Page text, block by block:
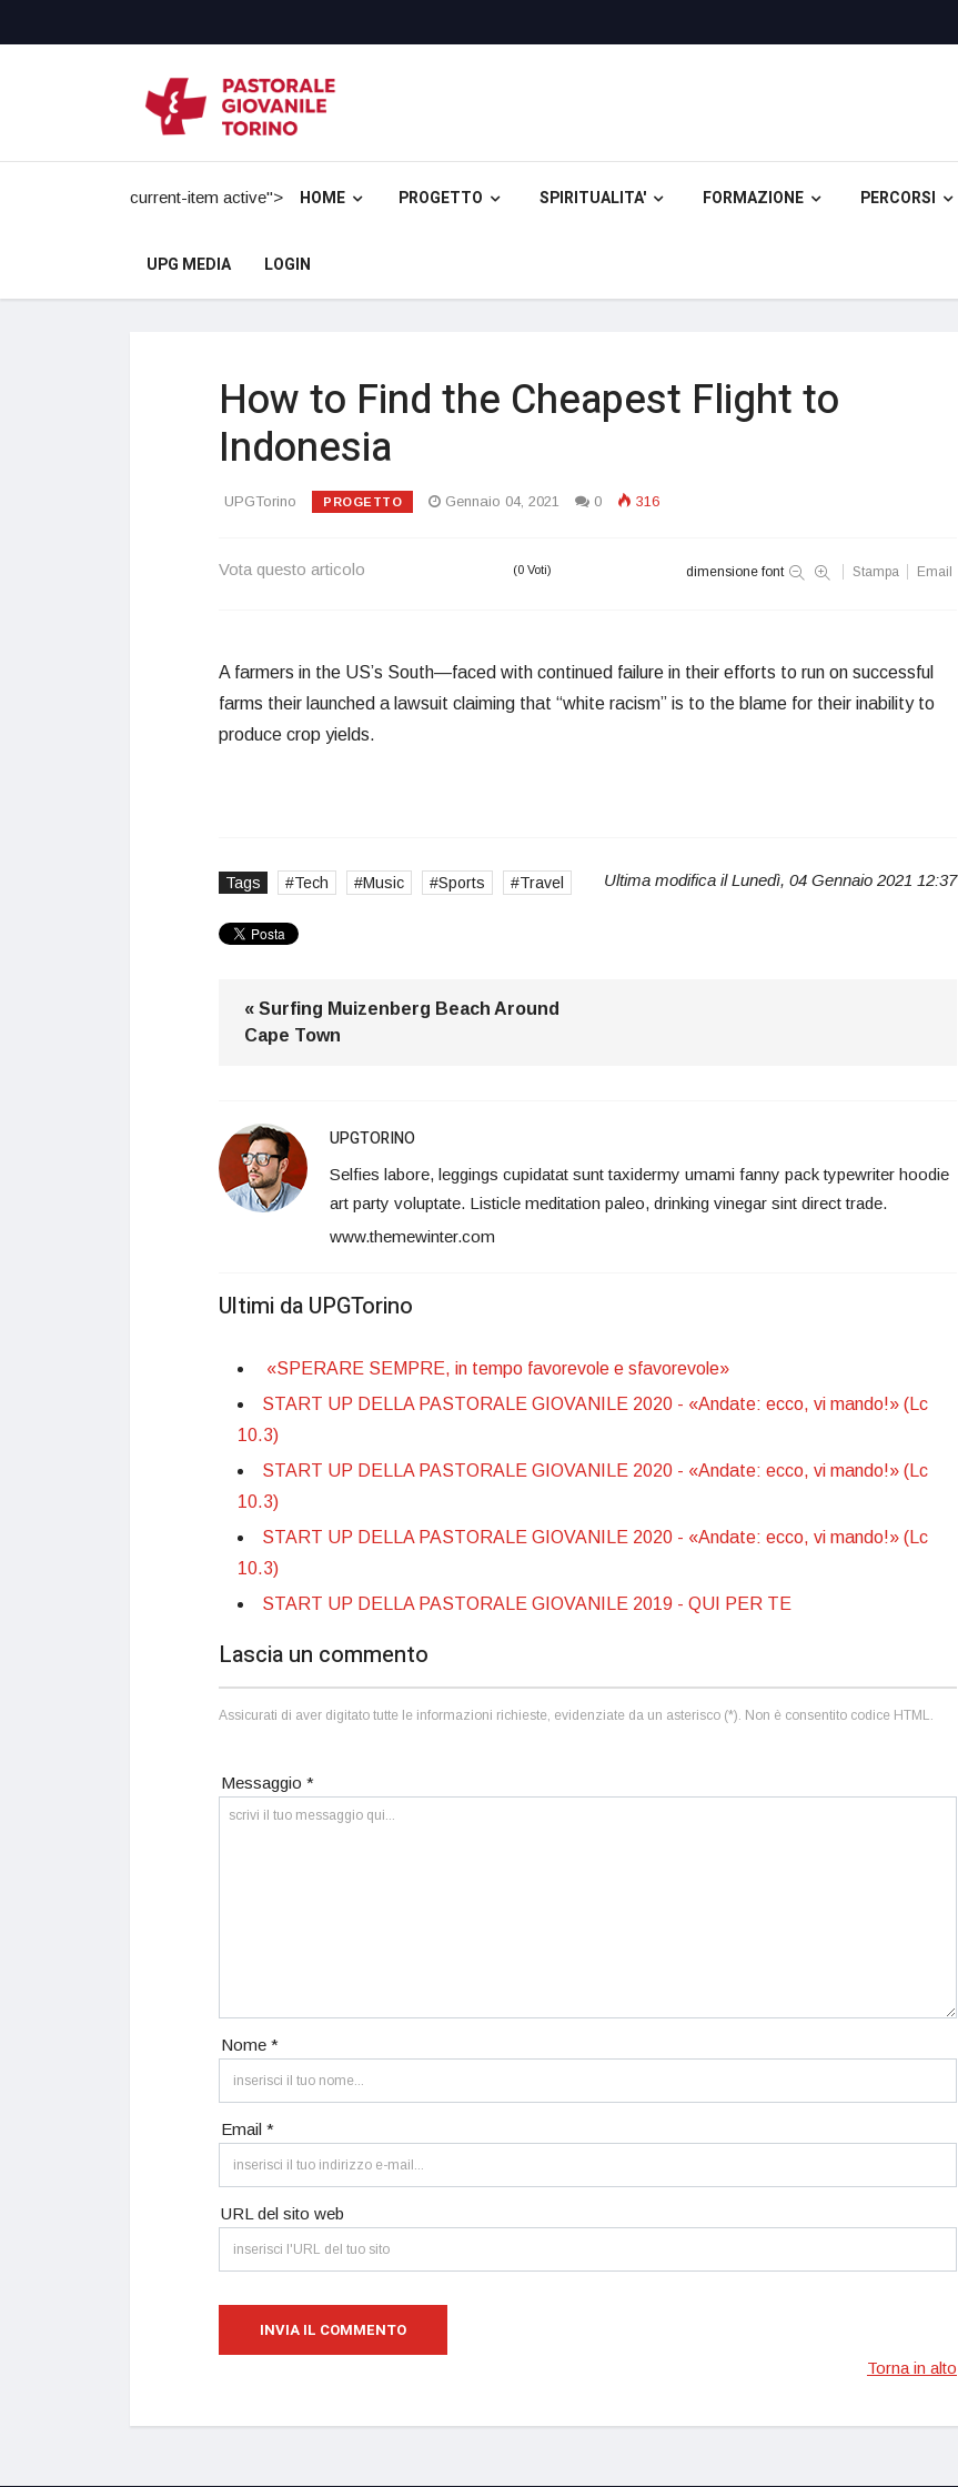
current-item active"> HOME PROGETTO SPIRITUALITA' FORMAZIONE PERCORSI
UPG MEDIA LOGIN
How to Find the Cheapest Flight to
Indonesia
UPGTorino PROGETTO Gennaio 04, 2021 0 316
Vota questo articolo (0 Voti) dimensione font Stampa Email
A farmers in the US’s South—faced with continued failure in their efforts to run on successful
farms their launched a lawsuit claiming that “white racism” is to the blame for their inability to
produce crop yields.
Tags Tech Music Sports Travel Ultima modifica il Lunedì, 04 Gennaio 2021 12:37
« Surfing Muizenberg Beach Around
Cape Town
UPGTORINO
Selfies labore, leggings cupidatat sunt taxidermy umami fanny pack typewriter hoodie
art party voluptate. Listicle meditation paleo, drinking vinegar sint direct trade.
www.themewinter.com
Ultimi da UPGTorino
«SPERARE SEMPRE, in tempo favorevole e sfavorevole»
START UP DELLA PASTORALE GIOVANILE 2020 - «Andate: ecco, vi mando!» (Lc
10.3)
START UP DELLA PASTORALE GIOVANILE 2020 - «Andate: ecco, vi mando!» (Lc
10.3)
START UP DELLA PASTORALE GIOVANILE 2020 - «Andate: ecco, vi mando!» (Lc
10.3)
START UP DELLA PASTORALE GIOVANILE 2019 - QUI PER TE
Lascia un commento
Assicurati di aver digitato tutte le informazioni richieste, evidenziate da un asterisco (*). Non è consentito codice HTML.
Messaggio *
Nome *
Email *
URL del sito web
Torna in alto